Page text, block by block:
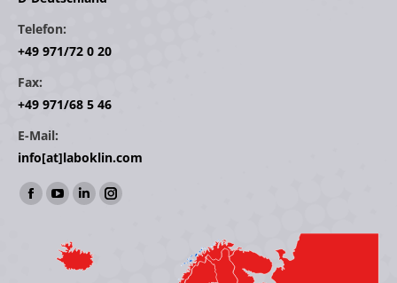
Telefon:
+49 971/72 0 20
Fax:
+49 971/68 5 46
E-Mail:
info[at]laboklin.com
Finden Sie uns auf:
Facebook
opens
YouTube
opens
in
Linkedin
opens
in
Instagram